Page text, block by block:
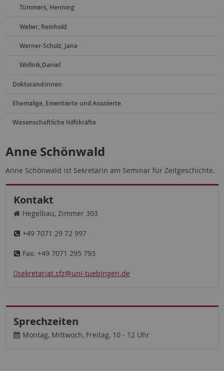
Tümmers, Henning
Weber, Reinhold
Werner-Scholz, Jana
Wollnik,Daniel
Doktorand:innen
Ehemalige, Emeritierte und Asoziierte
Wissenschaftliche Hilfskräfte
Anne Schönwald
Anne Schönwald ist Sekretärin am Seminar für Zeitgeschichte.
Kontakt
Hegelbau, Zimmer 303
+49 7071 29 72 997
Fax: +49 7071 295 793
sekretariat.sfz@uni-tuebingen.de
Sprechzeiten
Montag, Mittwoch, Freitag, 10 - 12 Uhr